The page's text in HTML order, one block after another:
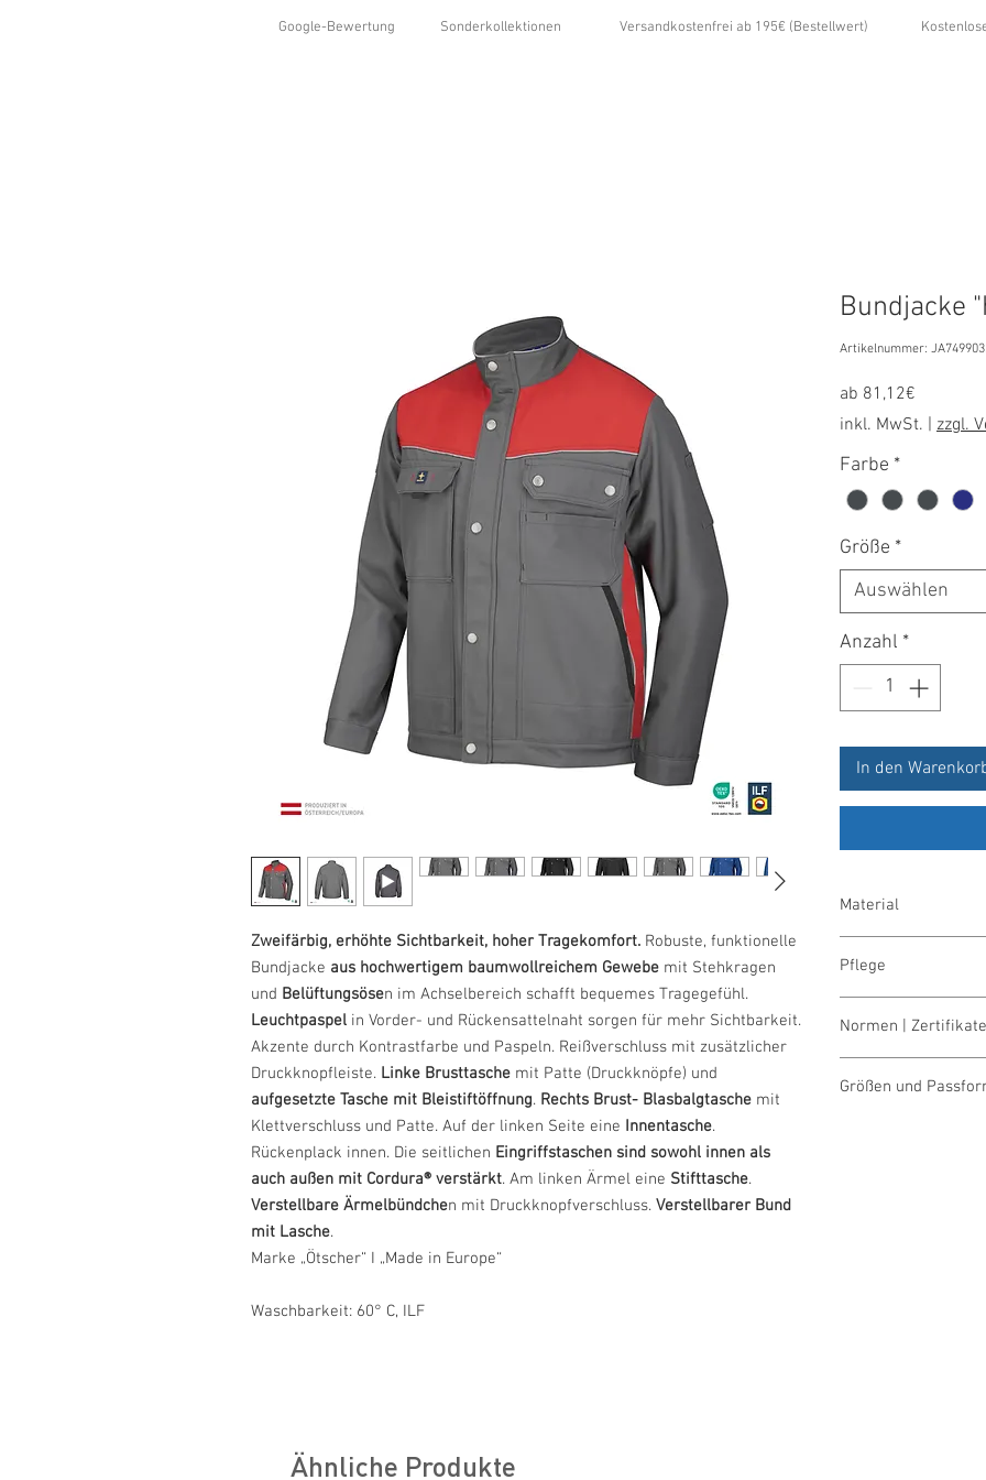
Google-Bewertung Sonderkollektionen Versandkostenfrei ab 195€ (Bestellwert)
Zweifärbig, erhöhte Sichtbarkeit, hoher Tragekomfort. Robuste, funktionelle
Bundjacke aus hochwertigem baumwollreichem Gewebe mit Stehkragen
und Belüftungsösen im Achselbereich schafft bequemes Tragegefühl.
Leuchtpaspel in Vorder- und Rückensattelnaht sorgen für mehr Sichtbarkeit.
Akzente durch Kontrastfarbe und Paspeln. Reißverschluss mit zusätzlicher
Druckknopfleiste. Linke Brusttasche mit Patte (Druckknöpfe) und
aufgesetzte Tasche mit Bleistiftöffnung. Rechts Brust- Blasbalgtasche mit
Klettverschluss und Patte. Auf der linken Seite eine Innentasche.
Rückenplack innen. Die seitlichen Eingriffstaschen sind sowohl innen als
auch außen mit Cordura® verstärkt. Am linken Ärmel eine Stifttasche.
Verstellbare Ärmelbündchen mit Druckknopfverschluss. Verstellbarer Bund
mit Lasche.
Marke „Ötscher“ I „Made in Europe“
Waschbarkeit: 60° C, ILF
Bundjacke
Artikelnummer:
ab 81,12€
Preis
inkl. MwSt. zzgl.
Farbe *
Größe *
Auswählen
Anzahl *
In den
Material
Pflege
bleichen nicht
trocknen 1 Pkt.
bügeln 2 Pkt.
Normen |
Made in Austria/
Größen und
Ähnliche Produkte